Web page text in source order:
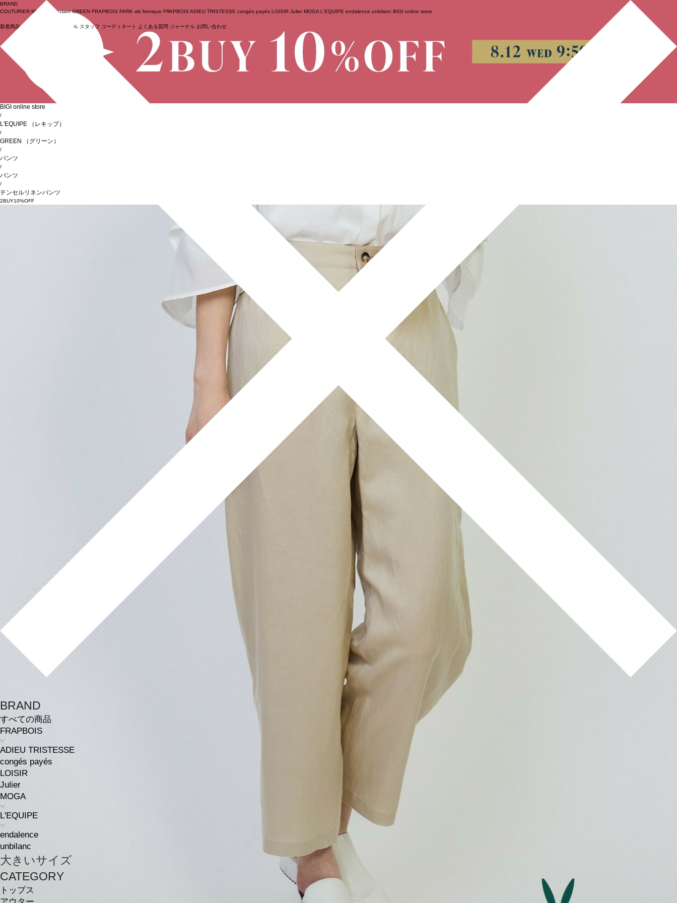
ログイン
BRAND
COUTURIER MOGA Collection GREEN FRAPBOIS PARK wb feerique FRAPBOIS ADIEU TRISTESSE congés payés LOISIR Julier MOGA L'EQUIPE endalence unbilanc BIGI online store
新着商品 (ライブ) セール スタッフ コーディネート よくある質問 ジャーナル お問い合わせ
BRAND
すべての商品
FRAPBOIS
ADIEU TRISTESSE
congés payés
LOISIR
Julier
MOGA
L'EQUIPE
endalence
unbilanc
大きいサイズ
CATEGORY
トップス
BIGI online store
/
L'EQUIPE （レキップ）
/
GREEN （グリーン）
/
パンツ
/
パンツ
/
テンセルリネンパンツ
2BUY10%OFF